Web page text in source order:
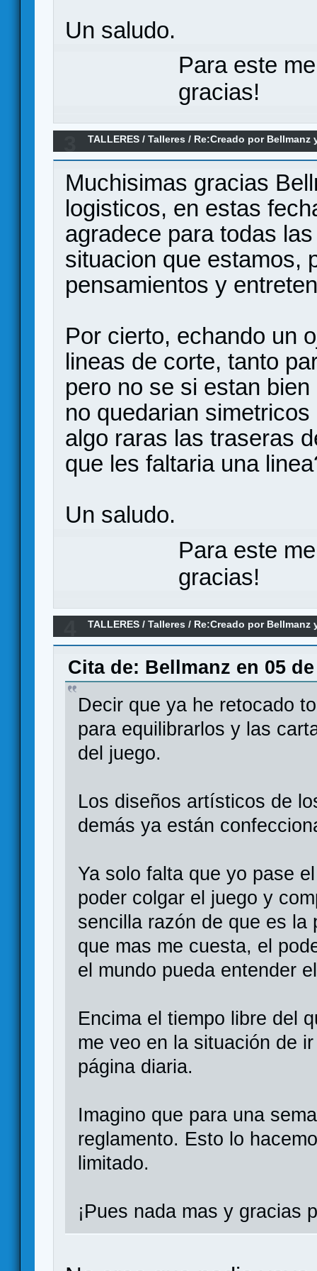
Un saludo.
Para este
gracias!
TALLERES /Talleres / Re:Creado por Bellmanz
Muchisimas gracias
logisticos, en estas
agradece para todas
situacion que estamos,
pensamientos y
Por cierto, echando un
lineas de corte, tanto
pero no se si estan
no quedarian
algo raras las traseras
que les faltaria una
Un saludo.
Para este
gracias!
TALLERES /Talleres / Re:Creado por Bellmanz
Cita de: Bellmanz en 05
Decir que ya he retocado
para equilibrarlos y las
del juego.
Los diseños artísticos de
demás ya están
Ya solo falta que yo pase
poder colgar el juego y
sencilla razón de que es la
que mas me cuesta, el
el mundo pueda entender
Encima el tiempo libre del
me veo en la situación de
página diaria.
Imagino que para una
reglamento. Esto lo
limitado.
¡Pues nada mas y gracias